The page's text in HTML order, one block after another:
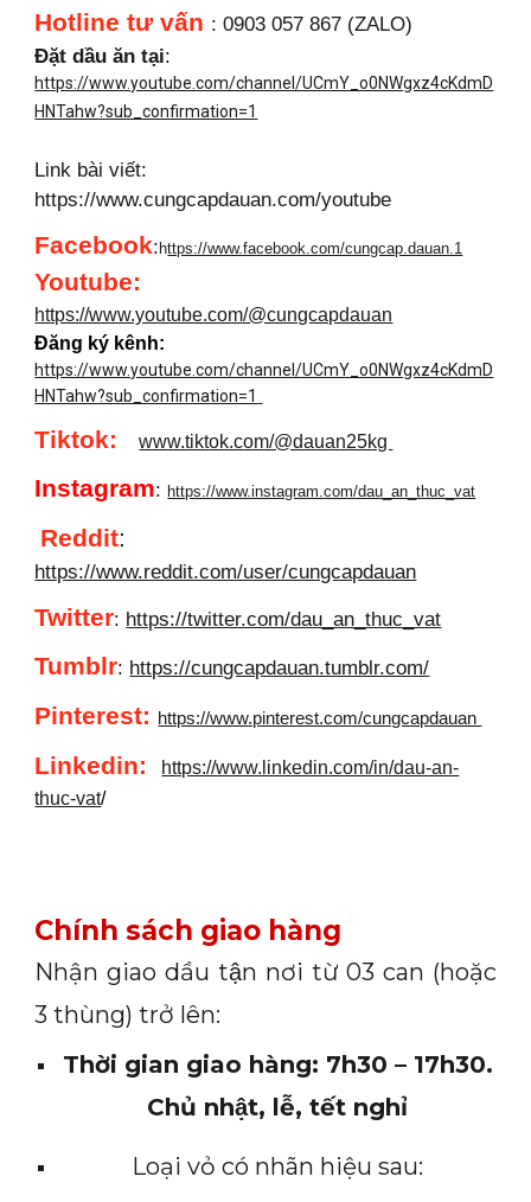
Hotline tư vấn : 0903 057 867 (ZALO)
Đặt dầu ăn tại:
https://www.youtube.com/channel/UCmY_o0NWgxz4cKdmD
HNTahw?sub_confirmation=1
Link bài viết:
https://www.cungcapdauan.com/youtube
Facebook: https://www.facebook.com/cungcap.dauan.1
Youtube:
https://www.youtube.com/@cungcapdauan
Đăng ký kênh:
https://www.youtube.com/channel/UCmY_o0NWgxz4cKdmD
HNTahw?sub_confirmation=1
Tiktok:www.tiktok.com/@dauan25kg
Instagram: https://www.instagram.com/dau_an_thuc_vat
Reddit:
https://www.reddit.com/user/cungcapdauan
Twitter: https://twitter.com/dau_an_thuc_vat
Tumblr: https://cungcapdauan.tumblr.com/
Pinterest: https://www.pinterest.com/cungcapdauan
Linkedin:
https://www.linkedin.com/in/dau-an-
thuc-vat/
Chính sách giao hàng
Nhận giao dầu tận nơi từ 03 can (hoặc
3 thùng) trở lên:
Thời gian giao hàng: 7h30 – 17h30.
Chủ nhật, lễ, tết nghỉ
Loại vỏ có nhãn hiệu sau: